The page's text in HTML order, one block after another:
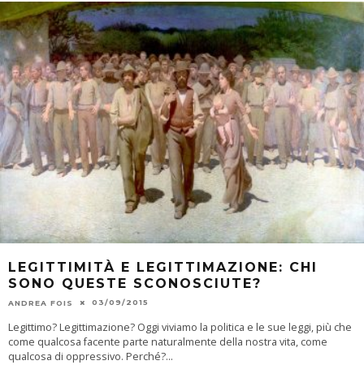
LEGITTIMITÀ E LEGITTIMAZIONE: CHI
SONO QUESTE SCONOSCIUTE?
ANDREA FOIS 03/09/2015
Legittimo? Legittimazione? Oggi viviamo la politica e le sue leggi, più che
come qualcosa facente parte naturalmente della nostra vita, come
qualcosa di oppressivo. Perché?...